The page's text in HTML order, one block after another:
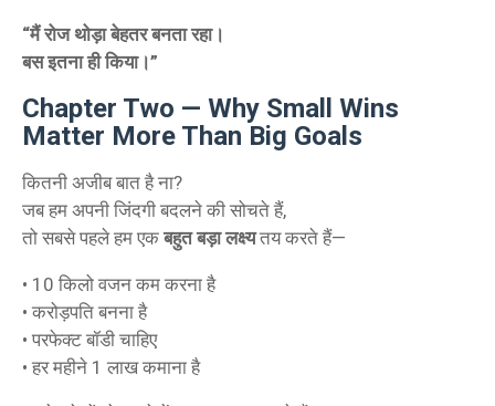
“मैं रोज थोड़ा बेहतर बनता रहा।
बस इतना ही किया।”
Chapter Two — Why Small Wins
Matter More Than Big Goals
कितनी अजीब बात है ना?
जब हम अपनी जिंदगी बदलने की सोचते हैं,
तो सबसे पहले हम एकबहुत बड़ा लक्ष्यतय करते हैं—
• 10 किलो वजन कम करना है
• करोड़पति बनना है
• परफेक्ट बॉडी चाहिए
• हर महीने 1 लाख कमाना है